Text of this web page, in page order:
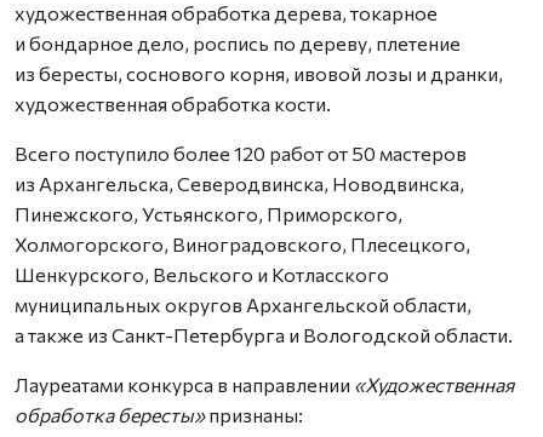
художественная обработка дерева, токарное
и бондарное дело, роспись по дереву, плетение
из бересты, соснового корня, ивовой лозы и дранки,
художественная обработка кости.
Всего поступило более 120 работ от 50 мастеров
из Архангельска, Северодвинска, Новодвинска,
Пинежского, Устьянского, Приморского,
Холмогорского, Виноградовского, Плесецкого,
Шенкурского, Вельского и Котласского
муниципальных округов Архангельской области,
а также из Санкт-Петербурга и Вологодской области.
Лауреатами конкурса в направлении «Художественная
обработка бересты»признаны: